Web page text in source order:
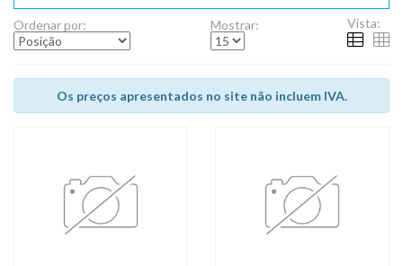
Ordenar por: Mostrar: Vista:
Os preços apresentados no site não incluem IVA.